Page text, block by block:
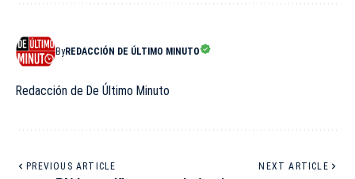
ByREDACCIÓN DE ÚLTIMO MINUTO
Redacción de De Último Minuto
PREVIOUS ARTICLE NEXT ARTICLE